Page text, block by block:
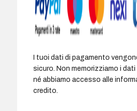
I tuoi dati di pagamento
sicuro. Non memorizziamo i
né abbiamo accesso alle
credito.